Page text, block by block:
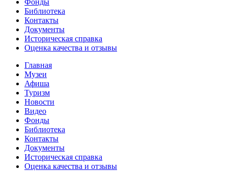
Фонды
Библиотека
Контакты
Документы
Историческая справка
Оценка качества и отзывы
Главная
Музеи
Афиша
Туризм
Новости
Видео
Фонды
Библиотека
Контакты
Документы
Историческая справка
Оценка качества и отзывы